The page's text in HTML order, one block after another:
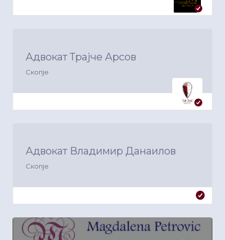
Адвокат Трајче Арсов
Скопје
Адвокат Владимир Данаилов
Скопје